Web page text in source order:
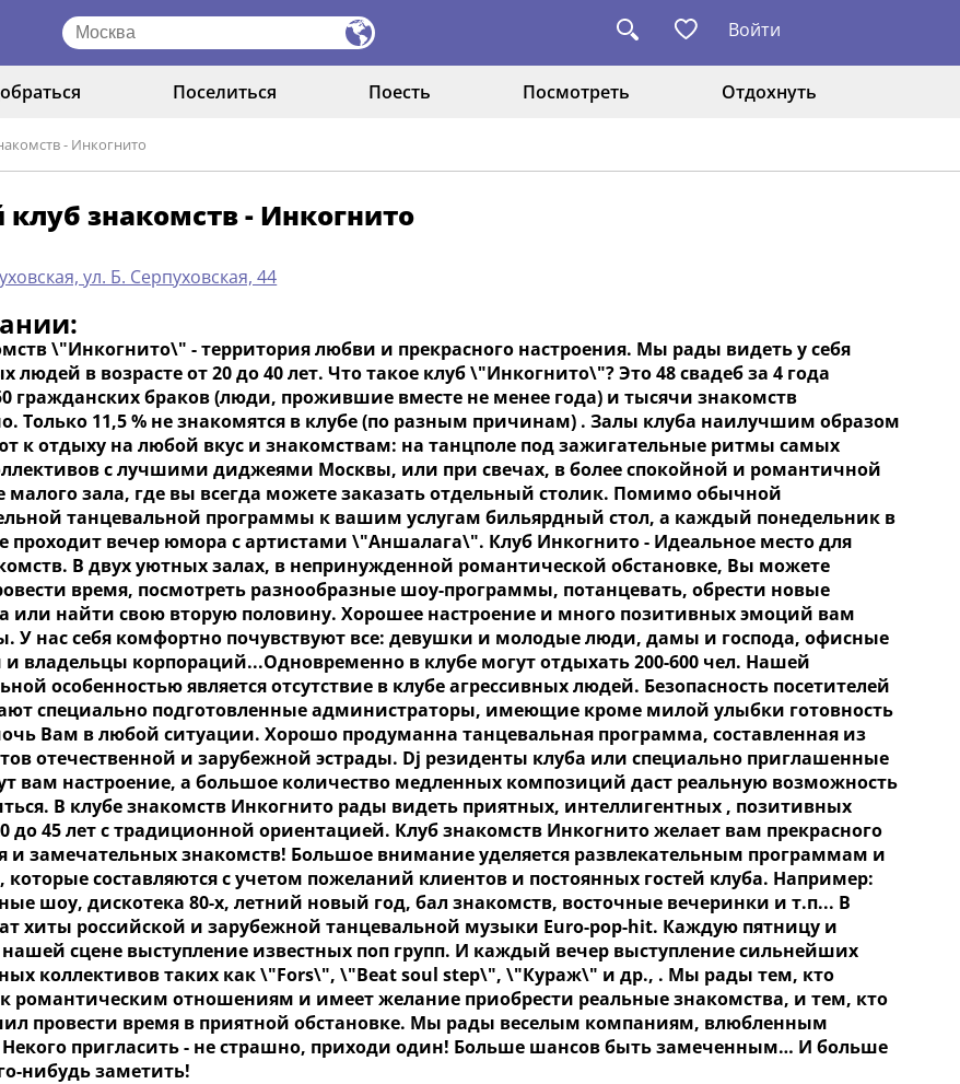
Войти
Поселиться Поесть Посмотреть Отдохнуть
- Инкогнито
клуб знакомств - Инкогнито
ул. Б. Серпуховская, 44
\"Инкогнито\" - территория любви и прекрасного настроения. Мы рады видеть у себя
людей в возрасте от 20 до 40 лет. Что такое клуб \"Инкогнито\"? Это 48 свадеб за 4 года
гражданских браков (люди, прожившие вместе не менее года) и тысячи знакомств
Только 11,5 % не знакомятся в клубе (по разным причинам) . Залы клуба наилучшим образом
к отдыху на любой вкус и знакомствам: на танцполе под зажигательные ритмы самых
с лучшими диджеями Москвы, или при свечах, в более спокойной и романтичной
малого зала, где вы всегда можете заказать отдельный столик. Помимо обычной
танцевальной программы к вашим услугам бильярдный стол, а каждый понедельник в
проходит вечер юмора с артистами \"Аншалага\". Клуб Инкогнито - Идеальное место для
В двух уютных залах, в непринужденной романтической обстановке, Вы можете
время, посмотреть разнообразные шоу-программы, потанцевать, обрести новые
или найти свою вторую половину. Хорошее настроение и много позитивных эмоций вам
У нас себя комфортно почувствуют все: девушки и молодые люди, дамы и господа, офисные
владельцы корпораций...Одновременно в клубе могут отдыхать 200-600 чел. Нашей
особенностью является отсутствие в клубе агрессивных людей. Безопасность посетителей
специально подготовленные администраторы, имеющие кроме милой улыбки готовность
Вам в любой ситуации. Хорошо продуманна танцевальная программа, составленная из
отечественной и зарубежной эстрады. Dj резиденты клуба или специально приглашенные
вам настроение, а большое количество медленных композиций даст реальную возможность
В клубе знакомств Инкогнито рады видеть приятных, интеллигентных , позитивных
до 45 лет с традиционной ориентацией. Клуб знакомств Инкогнито желает вам прекрасного
и замечательных знакомств! Большое внимание уделяется развлекательным программам и
которые составляются с учетом пожеланий клиентов и постоянных гостей клуба. Например:
шоу, дискотека 80-х, летний новый год, бал знакомств, восточные вечеринки и т.п... В
хиты российской и зарубежной танцевальной музыки Euro-pop-hit. Каждую пятницу и
нашей сцене выступление известных поп групп. И каждый вечер выступление сильнейших
коллективов таких как \"Fors\", \"Beat soul step\", \"Кураж\" и др., . Мы рады тем, кто
романтическим отношениям и имеет желание приобрести реальные знакомства, и тем, кто
провести время в приятной обстановке. Мы рады веселым компаниям, влюбленным
пригласить - не страшно, приходи один! Больше шансов быть замеченным… И больше
нибудь заметить!